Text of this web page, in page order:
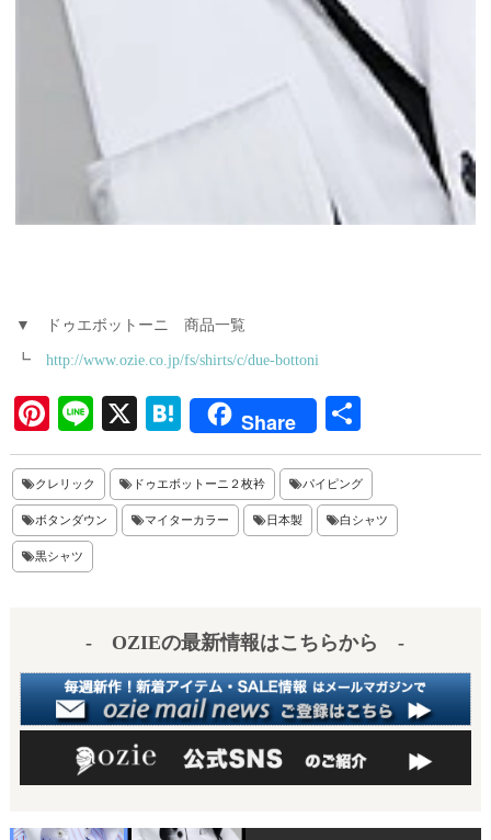
▼ ドゥエボットーニ 商品一覧
┗ http://www.ozie.co.jp/fs/shirts/c/due-bottoni
Pi
nt
er
es
t
Li
ne
X
H
at
en
a
Share
有
クレリック ドゥエボットーニ２枚衿 パイピング
ボタンダウン マイターカラー 日本製 白シャツ
黒シャツ
- OZIEの最新情報はこちらから -